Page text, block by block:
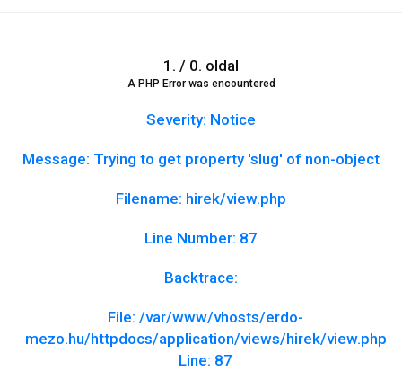
1. / 0. oldal
A PHP Error was encountered
Severity: Notice
Message: Trying to get property 'slug' of non-object
Filename: hirek/view.php
Line Number: 87
Backtrace:
File: /var/www/vhosts/erdo-
mezo.hu/httpdocs/application/views/hirek/view.php
Line: 87